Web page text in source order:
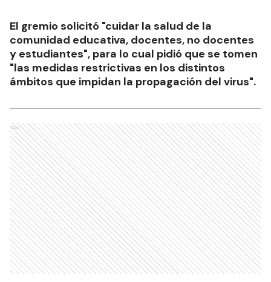
El gremio solicitó "cuidar la salud de la
comunidad educativa, docentes, no docentes
y estudiantes", para lo cual pidió que se tomen
"las medidas restrictivas en los distintos
ámbitos que impidan la propagación del virus".
Ads